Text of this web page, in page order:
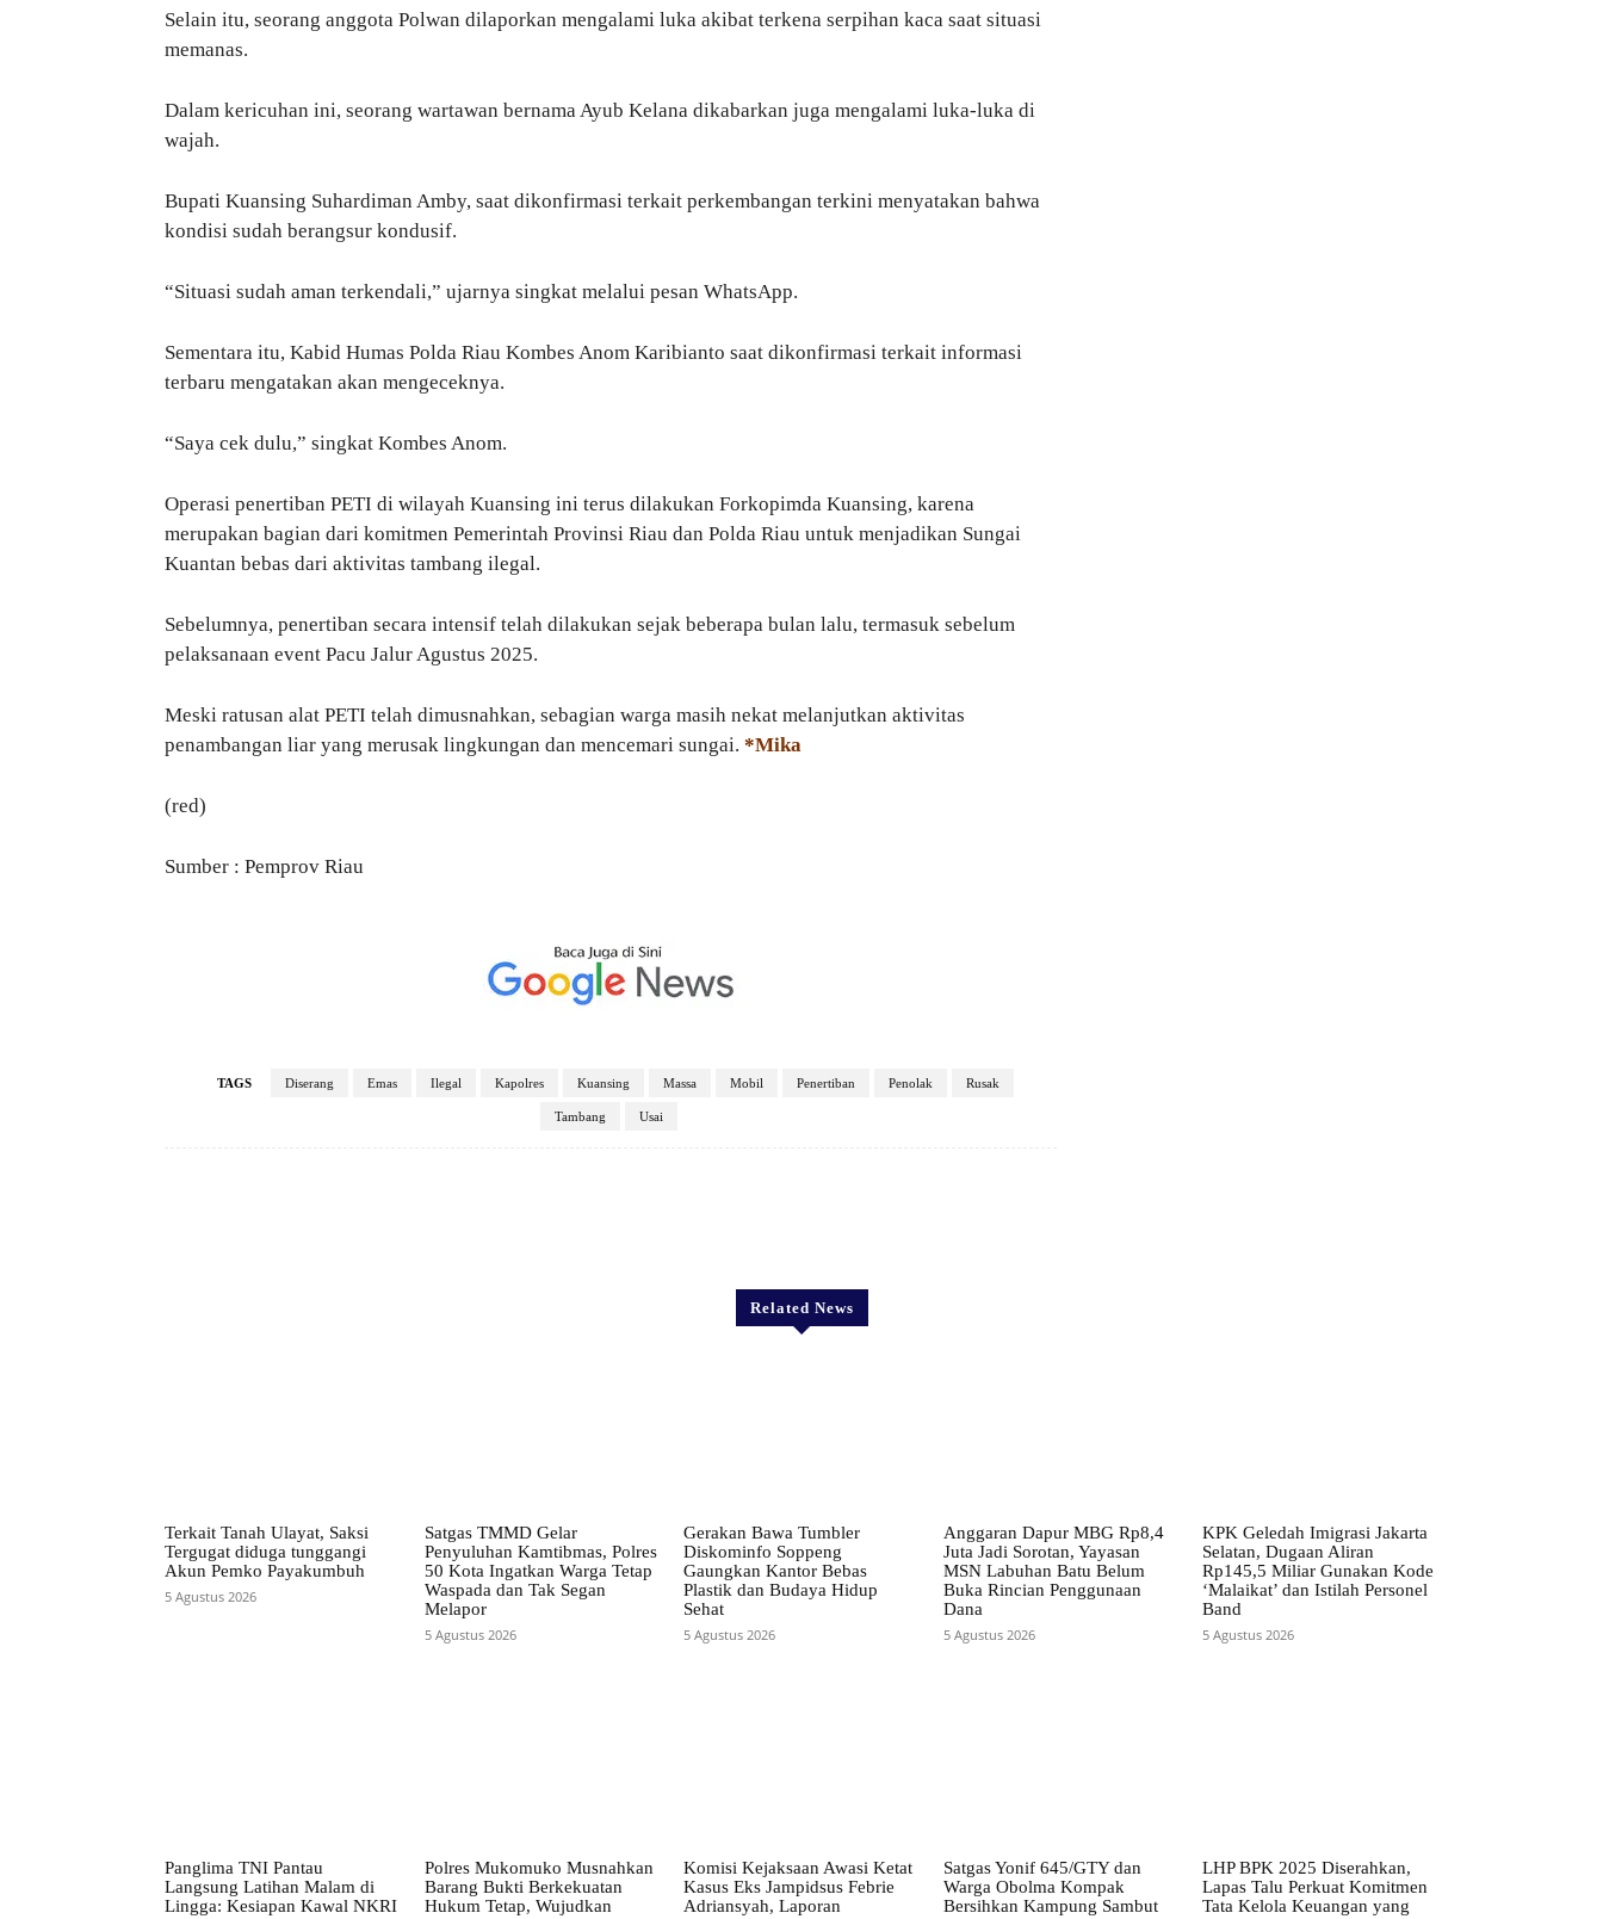
Selain itu, seorang anggota Polwan dilaporkan mengalami luka akibat terkena serpihan kaca saat situasi
memanas.
Dalam kericuhan ini, seorang wartawan bernama Ayub Kelana dikabarkan juga mengalami luka-luka di
wajah.
Bupati Kuansing Suhardiman Amby, saat dikonfirmasi terkait perkembangan terkini menyatakan bahwa
kondisi sudah berangsur kondusif.
“Situasi sudah aman terkendali,” ujarnya singkat melalui pesan WhatsApp.
Sementara itu, Kabid Humas Polda Riau Kombes Anom Karibianto saat dikonfirmasi terkait informasi
terbaru mengatakan akan mengeceknya.
“Saya cek dulu,” singkat Kombes Anom.
Operasi penertiban PETI di wilayah Kuansing ini terus dilakukan Forkopimda Kuansing, karena
merupakan bagian dari komitmen Pemerintah Provinsi Riau dan Polda Riau untuk menjadikan Sungai
Kuantan bebas dari aktivitas tambang ilegal.
Sebelumnya, penertiban secara intensif telah dilakukan sejak beberapa bulan lalu, termasuk sebelum
pelaksanaan event Pacu Jalur Agustus 2025.
Meski ratusan alat PETI telah dimusnahkan, sebagian warga masih nekat melanjutkan aktivitas
penambangan liar yang merusak lingkungan dan mencemari sungai. *Mika
(red)
Sumber : Pemprov Riau
TAGS Diserang Emas Ilegal Kapolres Kuansing Massa Mobil Penertiban Penolak Rusak
Tambang Usai
Related News
Terkait Tanah Ulayat, Saksi
Tergugat diduga tunggangi
Akun Pemko Payakumbuh
5 Agustus 2026
Satgas TMMD Gelar
Penyuluhan Kamtibmas, Polres
50 Kota Ingatkan Warga Tetap
Waspada dan Tak Segan
Melapor
5 Agustus 2026
Gerakan Bawa Tumbler
Diskominfo Soppeng
Gaungkan Kantor Bebas
Plastik dan Budaya Hidup
Sehat
5 Agustus 2026
Anggaran Dapur MBG Rp8,4
Juta Jadi Sorotan, Yayasan
MSN Labuhan Batu Belum
Buka Rincian Penggunaan
Dana
5 Agustus 2026
KPK Geledah Imigrasi Jakarta
Selatan, Dugaan Aliran
Rp145,5 Miliar Gunakan Kode
‘Malaikat’ dan Istilah Personel
Band
5 Agustus 2026
Panglima TNI Pantau
Langsung Latihan Malam di
Lingga: Kesiapan Kawal NKRI
Polres Mukomuko Musnahkan
Barang Bukti Berkekuatan
Hukum Tetap, Wujudkan
Komisi Kejaksaan Awasi Ketat
Kasus Eks Jampidsus Febrie
Adriansyah, Laporan
Satgas Yonif 645/GTY dan
Warga Obolma Kompak
Bersihkan Kampung Sambut
LHP BPK 2025 Diserahkan,
Lapas Talu Perkuat Komitmen
Tata Kelola Keuangan yang